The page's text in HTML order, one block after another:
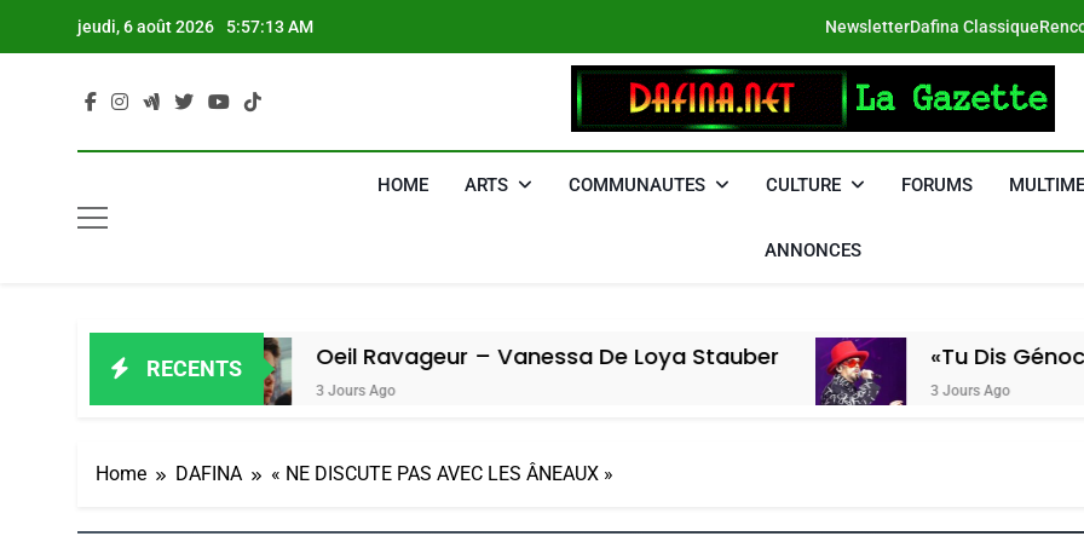
jeudi, 6 août 2026 5:57:14 AM NewsletterDafina Classique
DAFINA
HOME ARTS COMMUNAUTES CULTURE FORUMS
ANNONCES
RECENTSOeil Ravageur – Vanessa De Loya Stauber
3 Jours Ago
«Tu Dis Génocide, Je
3 Jours Ago
Home DAFINA « NE DISCUTE PAS AVEC LES ÂNEAUX »